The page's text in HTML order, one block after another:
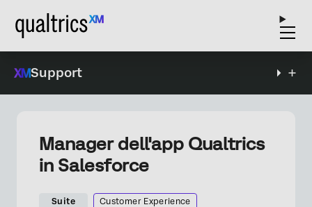
Support
Manager dell'app Qualtrics
in Salesforce
Suite Customer Experience